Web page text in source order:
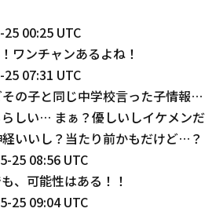
00:25 UTC
ワンチャンあるよね！
07:31 UTC
の子と同じ中学校言った子情報…
しい… まぁ？優しいしイケメンだ
いいし？当たり前かもだけど…？
25 08:56 UTC
、可能性はある！！
25 09:04 UTC